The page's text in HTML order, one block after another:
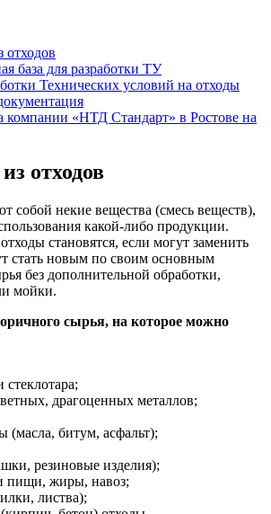
отходов
база для разработки ТУ
Технических условий на отходы
компании «НТД Стандарт» в Ростове на
отходов
собой некие вещества (смесь веществ),
какой-либо продукции.
становятся, если могут заменить
стать новым по своим основным
без дополнительной обработки,
мойки.
сырья, на которое можно
стеклотара;
драгоценных металлов;
(масла, битум, асфальт);
резиновые изделия);
пищи, жиры, навоз;
листва);